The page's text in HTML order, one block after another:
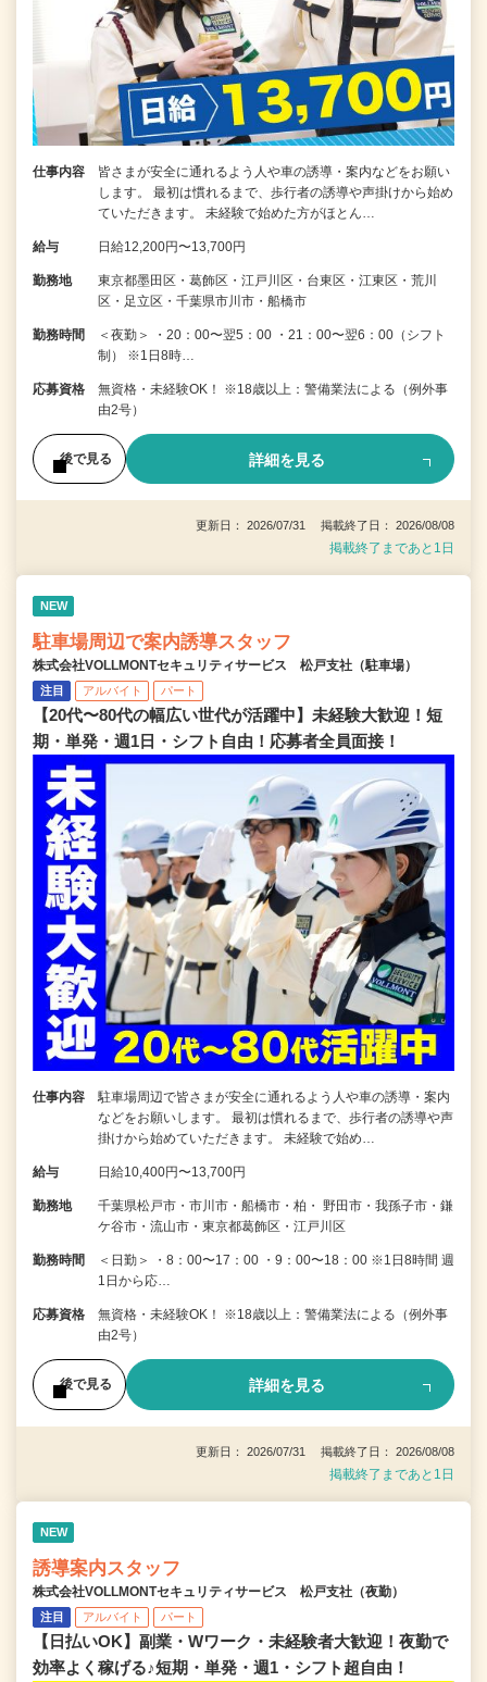
仕事内容
皆さまが安全に通れるよう人や車の誘導・案内などをお願い
します。 最初は慣れるまで、歩行者の誘導や声掛けから始め
ていただきます。 未経験で始めた方がほとん…
給与 日給12,200円〜13,700円
勤務地
東京都墨田区・葛飾区・江戸川区・台東区・江東区・荒川
区・足立区・千葉県市川市・船橋市
勤務時間
＜夜勤＞ ・20：00〜翌5：00 ・21：00〜翌6：00（シフト
制） ※1日8時…
応募資格
無資格・未経験OK！ ※18歳以上：警備業法による（例外事
由2号）
後で見る 詳細を見る
更新日： 2026/07/31 掲載終了日： 2026/08/08
掲載終了まであと1日
NEW
駐車場周辺で案内誘導スタッフ
株式会社VOLLMONTセキュリティサービス 松戸支社（駐車場）
注目 アルバイト パート
【20代〜80代の幅広い世代が活躍中】未経験大歓迎！短
期・単発・週1日・シフト自由！応募者全員面接！
仕事内容
駐車場周辺で皆さまが安全に通れるよう人や車の誘導・案内
などをお願いします。 最初は慣れるまで、歩行者の誘導や声
掛けから始めていただきます。 未経験で始め…
給与 日給10,400円〜13,700円
勤務地
千葉県松戸市・市川市・船橋市・柏・ 野田市・我孫子市・鎌
ケ谷市・流山市・東京都葛飾区・江戸川区
勤務時間
＜日勤＞ ・8：00〜17：00 ・9：00〜18：00 ※1日8時間 週
1日から応…
応募資格
無資格・未経験OK！ ※18歳以上：警備業法による（例外事
由2号）
後で見る 詳細を見る
更新日： 2026/07/31 掲載終了日： 2026/08/08
掲載終了まであと1日
NEW
誘導案内スタッフ
株式会社VOLLMONTセキュリティサービス 松戸支社（夜勤）
注目 アルバイト パート
【日払いOK】副業・Wワーク・未経験者大歓迎！夜勤で
効率よく稼げる♪短期・単発・週1・シフト超自由！